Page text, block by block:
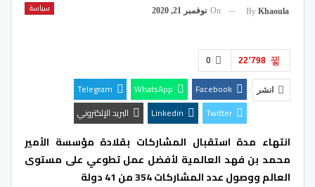
سياسة By Khaoula
On نوفمبر 21, 2020
0 22٬798
انشر Facebook
WhatsApp
Telegram
Twitter
Linkedin البريد الإلكتروني
انتهاء مدة استقبال المشاركات بقلادة مؤسسة الأمير
محمد بن فهد العالمية لأفضل عمل تطوعي على مستوى
العالم ووصول عدد المشاركات 354 من 41 دولة